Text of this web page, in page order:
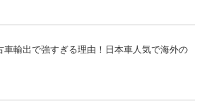
車輸出で強すぎる理由！日本車人気で海外の